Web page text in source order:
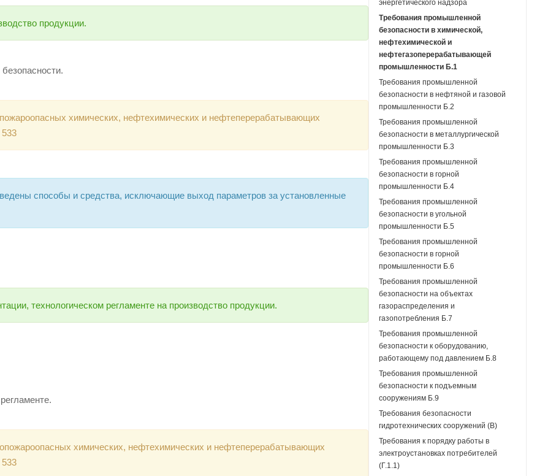
продукции.
химических, нефтехимических и нефтеперерабатывающих
533
способы и средства, исключающие выход параметров за установленные
технологическом регламенте на производство продукции.
химических, нефтехимических и нефтеперерабатывающих
533
энергетического надзора
Требования промышленной
безопасности в химической,
нефтехимической и
нефтегазоперерабатывающей
промышленности Б.1
Требования промышленной
безопасности в нефтяной и газовой
промышленности Б.2
Требования промышленной
безопасности в металлургической
промышленности Б.3
Требования промышленной
безопасности в горной
промышленности Б.4
Требования промышленной
безопасности в угольной
промышленности Б.5
Требования промышленной
безопасности в горной
промышленности Б.6
Требования промышленной
безопасности на объектах
газораспределения и
газопотребления Б.7
Требования промышленной
безопасности к оборудованию,
работающему под давлением Б.8
Требования промышленной
безопасности к подъемным
сооружениям Б.9
Требования безопасности
гидротехнических сооружений (В)
Требования к порядку работы в
электроустановках потребителей
(Г.1.1)